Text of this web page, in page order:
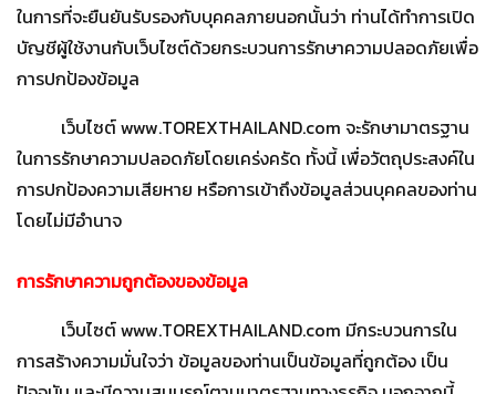
ในการที่จะยืนยันรับรองกับบุคคลภายนอกนั้นว่า ท่านได้ทำการเปิด
บัญชีผู้ใช้งานกับเว็บไซต์ด้วยกระบวนการรักษาความปลอดภัยเพื่อ
การปกป้องข้อมูล
เว็บไซต์ www.TOREXTHAILAND.com จะรักษามาตรฐาน
ในการรักษาความปลอดภัยโดยเคร่งครัด ทั้งนี้ เพื่อวัตถุประสงค์ใน
การปกป้องความเสียหาย หรือการเข้าถึงข้อมูลส่วนบุคคลของท่าน
โดยไม่มีอำนาจ
การรักษาความถูกต้องของข้อมูล
เว็บไซต์ www.TOREXTHAILAND.com มีกระบวนการใน
การสร้างความมั่นใจว่า ข้อมูลของท่านเป็นข้อมูลที่ถูกต้อง เป็น